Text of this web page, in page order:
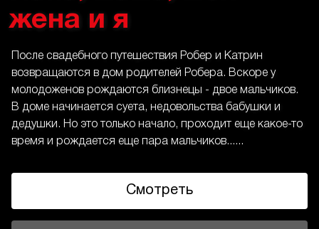
жена и я
После свадебного путешествия Робер и Катрин
возвращаются в дом родителей Робера. Вскоре у
молодоженов рождаются близнецы - двое мальчиков.
В доме начинается суета, недовольства бабушки и
дедушки. Но это только начало, проходит еще какое-то
время и рождается еще пара мальчиков......
Смотреть